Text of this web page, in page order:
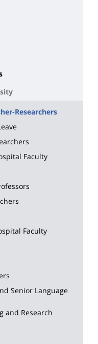
Researchers
Faculty
Faculty
Senior Language
and Research